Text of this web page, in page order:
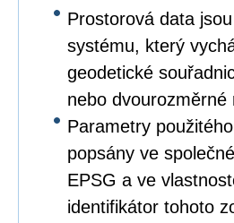
Prostorová data
systému, který
geodetické
nebo dvourozměrné
Parametry
popsány ve
EPSG a ve
identifikátor tohoto